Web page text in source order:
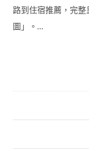
路到住宿推薦，完
圖」。…